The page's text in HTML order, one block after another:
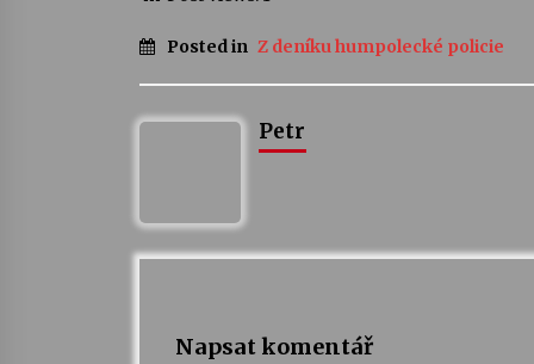
Posted in Z deníku humpolecké policie
Petr
Napsat komentář